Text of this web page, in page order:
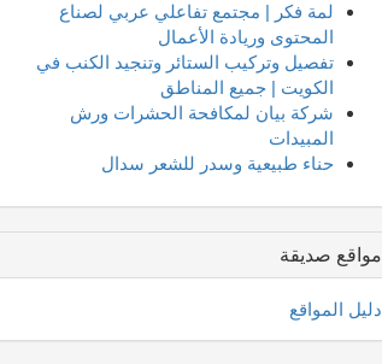
لمة فكر | مجتمع تفاعلي عربي لصناع
المحتوى وريادة الأعمال
تفصيل وتركيب الستائر وتنجيد الكنب في
الكويت | جميع المناطق
شركة بيان لمكافحة الحشرات ورش
المبيدات
حناء طبيعية وسدر للشعر سدال
مواقع صديقة
دليل المواقع